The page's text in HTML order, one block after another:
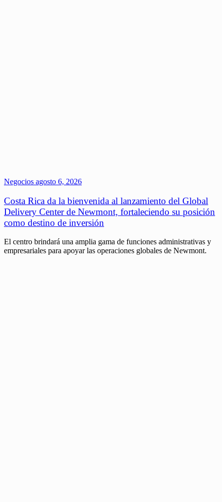
Negocios agosto 6, 2026
Costa Rica da la bienvenida al lanzamiento del Global
Delivery Center de Newmont, fortaleciendo su posición
como destino de inversión
El centro brindará una amplia gama de funciones administrativas y
empresariales para apoyar las operaciones globales de Newmont.